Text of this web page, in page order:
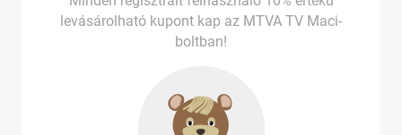
levásárolható kupont kap az MTVA TV Maci-
boltban!